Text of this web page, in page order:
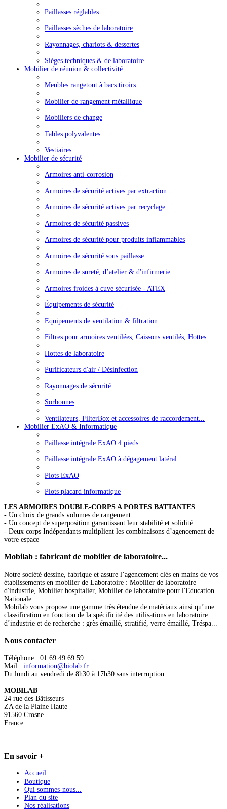
Paillasses réglables
Paillasses sèches de laboratoire
Rayonnages, chariots & dessertes
Sièges techniques & de laboratoire
Mobilier de réunion & collectivité
Meubles rangetout à bacs tiroirs
Mobilier de rangement métallique
Mobiliers de change
Tables polyvalentes
Vestiaires
Mobilier de sécurité
Armoires anti-corrosion
Armoires de sécurité actives par extraction
Armoires de sécurité actives par recyclage
Armoires de sécurité passives
Armoires de sécurité pour produits inflammables
Armoires de sécurité sous paillasse
Armoires de sureté, d’atelier & d'infirmerie
Armoires froides à cuve sécurisée - ATEX
Équipements de sécurité
Equipements de ventilation & filtration
Filtres pour armoires ventilées, Caissons ventilés, Hottes...
Hottes de laboratoire
Purificateurs d'air / Désinfection
Rayonnages de sécurité
Sorbonnes
Ventilateurs, FilterBox et accessoires de raccordement...
Mobilier ExAO & Informatique
Paillasse intégrale ExAO 4 pieds
Paillasse intégrale ExAO à dégagement latéral
Plots ExAO
Plots placard informatique
LES ARMOIRES DOUBLE-CORPS A PORTES BATTANTES
- Un choix de grands volumes de rangement
- Un concept de superposition garantissant leur stabilité et solidité
- Deux corps Indépendants multiplient les combinaisons d’agencement de
votre espace
Mobilab : fabricant de mobilier de laboratoire...
Notre société dessine, fabrique et assure l’agencement clés en mains de vos
établissements en mobilier de Laboratoire : Mobilier de laboratoire
d'industrie, Mobilier hospitalier, Mobilier de laboratoire pour l'Education
Nationale...
Mobilab vous propose une gamme très étendue de matériaux ainsi qu’une
classification en fonction de la spécificité des utilisations en laboratoire
d’industrie et de recherche : grès émaillé, stratifié, verre émaillé, Tréspa...
Nous contacter
Téléphone : 01.69.49.69.59
Mail : information@biolab.fr
Du lundi au vendredi de 8h30 à 17h30 sans interruption.
MOBILAB
24 rue des Bâtisseurs
ZA de la Plaine Haute
91560 Crosne
France
En savoir +
Accueil
Boutique
Qui sommes-nous...
Plan du site
Nos réalisations